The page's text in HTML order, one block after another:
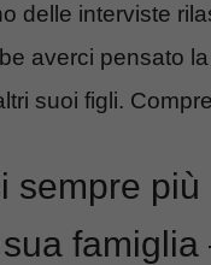
delle interviste
averci pensato
suoi figli.
sempre
famiglia